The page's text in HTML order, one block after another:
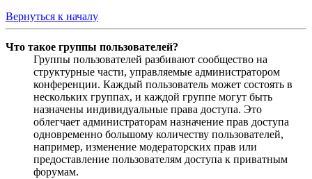
Вернуться к началу
Что такое группы пользователей?
Группы пользователей разбивают сообщество на
структурные части, управляемые администратором
конференции. Каждый пользователь может состоять в
нескольких группах, и каждой группе могут быть
назначены индивидуальные права доступа. Это
облегчает администраторам назначение прав доступа
одновременно большому количеству пользователей,
например, изменение модераторских прав или
предоставление пользователям доступа к приватным
форумам.